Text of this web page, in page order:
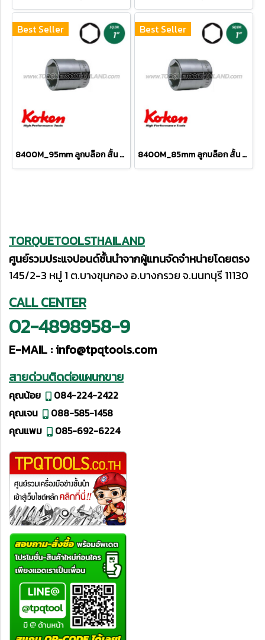
Best Seller
8400M_95mm ลูกบล็อก สั้น 6P (SQ.DR 1") Hand Sockets
Best Seller
8400M_85mm ลูกบล็อก สั้น 6P (SQ.DR 1") Hand Sockets
TORQUETOOLSTHAILAND
ศูนย์รวมประแจปอนด์ชั้นนำจากผู้แทนจัดจำหน่ายโดยตรง
145/2-3 หมู่ 1 ต.บางขุนกอง อ.บางกรวย จ.นนทบุรี 11130
CALL CENTER
02-4898958-9
E-MAIL :info@tpqtools.com
สายด่วนติดต่อแผนกขาย
คุณน้อย
084-224-2422
คุณเจน
088-585-1458
คุณแพม
085-692-6224